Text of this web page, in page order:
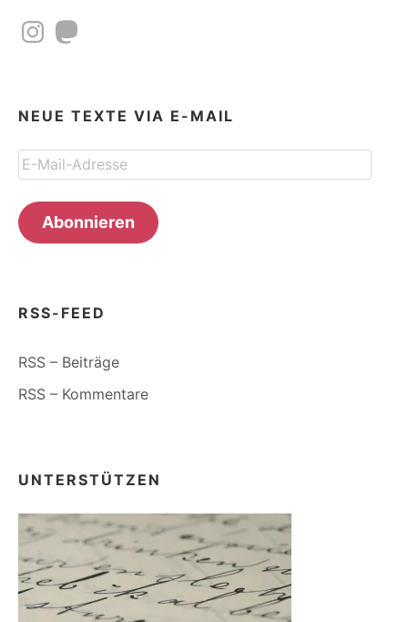
InstagramMastodon
NEUE TEXTE VIA E-MAIL
E-
Mail-
Adresse
Abonnieren
RSS-FEED
RSS – Beiträge
RSS – Kommentare
UNTERSTÜTZEN